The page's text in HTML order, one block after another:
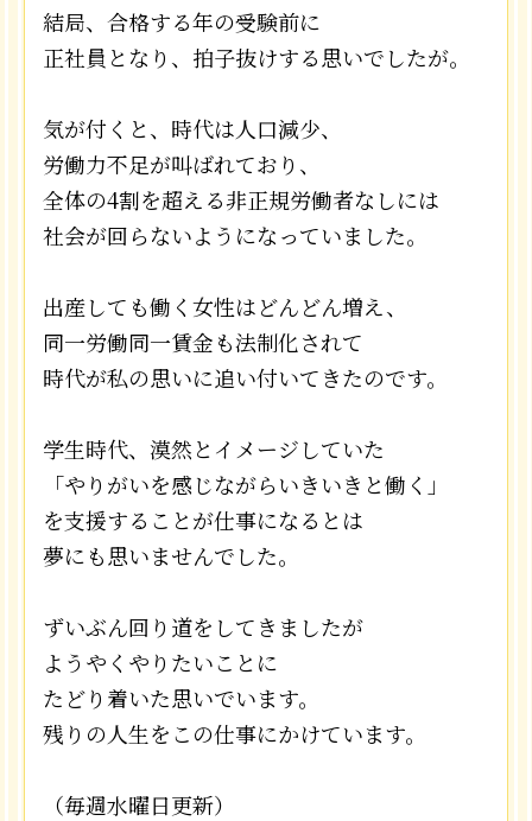
結局、合格する年の受験前に
正社員となり、拍子抜けする思いでしたが。
気が付くと、時代は人口減少、
労働力不足が叫ばれており、
全体の4割を超える非正規労働者なしには
社会が回らないようになっていました。
出産しても働く女性はどんどん増え、
同一労働同一賃金も法制化されて
時代が私の思いに追い付いてきたのです。
学生時代、漠然とイメージしていた
「やりがいを感じながらいきいきと働く」
を支援することが仕事になるとは
夢にも思いませんでした。
ずいぶん回り道をしてきましたが
ようやくやりたいことに
たどり着いた思いでいます。
残りの人生をこの仕事にかけています。
（毎週水曜日更新）